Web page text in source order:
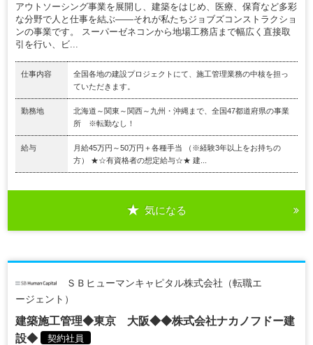
アウトソーシング事業を展開し、建築をはじめ、医療、保育など多彩
な分野で人と仕事を結ぶ――それが私たちジョブズコンストラクショ
ンの事業です。 スーパーゼネコンから地場工務店まで幅広く直接取
引を行い、ビ...
仕事内容
全国各地の建設プロジェクトにて、施工管理業務の中核を担っ
ていただきます。
勤務地
北海道～関東～関西～九州・沖縄まで、全国47都道府県の事業
所 ※転勤なし！
給与
月給45万円～50万円＋各種手当 （※経験3年以上をお持ちの
方） ★☆有資格者の想定給与☆★ 建...
気になる
ＳＢヒューマンキャピタル株式会社（転職エ
ージェント）
建築施工管理◆東京 大阪◆◆株式会社ナカノフドー建
設◆
契約社員